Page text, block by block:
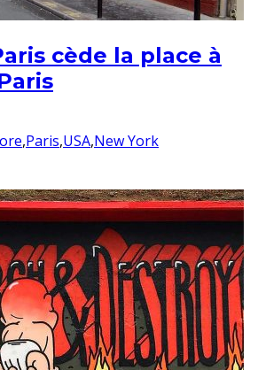
cède la place à
,Paris,USA,New York